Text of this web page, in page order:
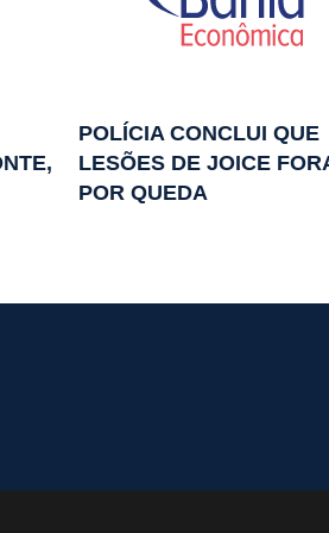
POLÍCIA CONCLUI QUE
LESÕES DE JOICE
POR QUEDA